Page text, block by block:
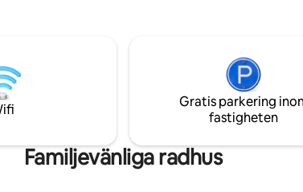
Gratis parkering
fastigheten
Familjevänliga radhus